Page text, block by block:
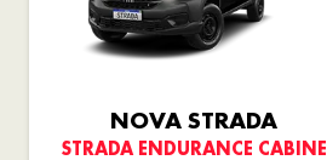
NOVA STRADA
STRADA ENDURANCE CABINE